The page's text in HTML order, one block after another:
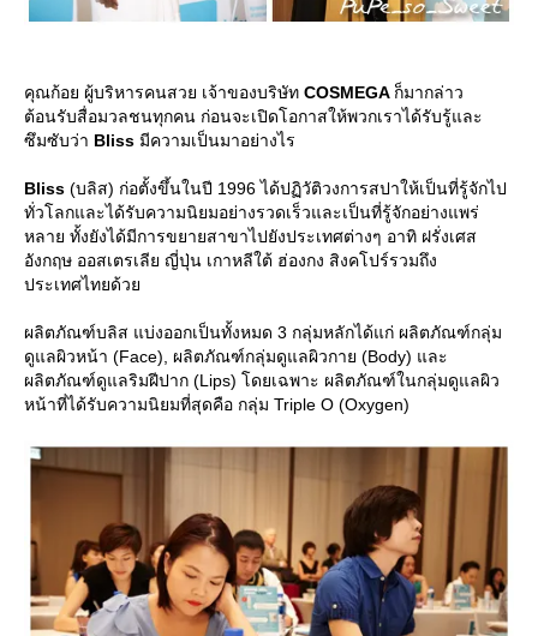
คุณก้อย ผู้บริหารคนสวย เจ้าของบริษัท COSMEGA ก็มากล่าว
ต้อนรับสื่อมวลชนทุกคน ก่อนจะเปิดโอกาสให้พวกเราได้รับรู้และ
ซึมซับว่า Bliss มีความเป็นมาอย่างไร
Bliss (บลิส) ก่อตั้งขึ้นในปี 1996 ได้ปฏิวัติวงการสปาให้เป็นที่รู้จักไป
ทั่วโลกและได้รับความนิยมอย่างรวดเร็วและเป็นที่รู้จักอย่างแพร่
หลาย ทั้งยังได้มีการขยายสาขาไปยังประเทศต่างๆ อาทิ ฝรั่งเศส
อังกฤษ ออสเตรเลีย ญี่ปุ่น เกาหลีใต้ ฮ่องกง สิงคโปร์รวมถึง
ประเทศไทยด้ว
ผลิตภัณฑ์บลิส แบ่งออกเป็นทั้งหมด 3 กลุ่มหลักได้แก่ ผลิตภัณฑ์กลุ่ม
ดูแลผิวหน้า (Face), ผลิตภัณฑ์กลุ่มดูแลผิวกาย (Body) และ
ผลิตภัณฑ์ดูแลริมฝีปาก (Lips) โดยเฉพาะ ผลิตภัณฑ์ในกลุ่มดูแลผิว
หน้าที่ได้รับความนิยมที่สุดคือ กลุ่ม Triple O (Oxygen)